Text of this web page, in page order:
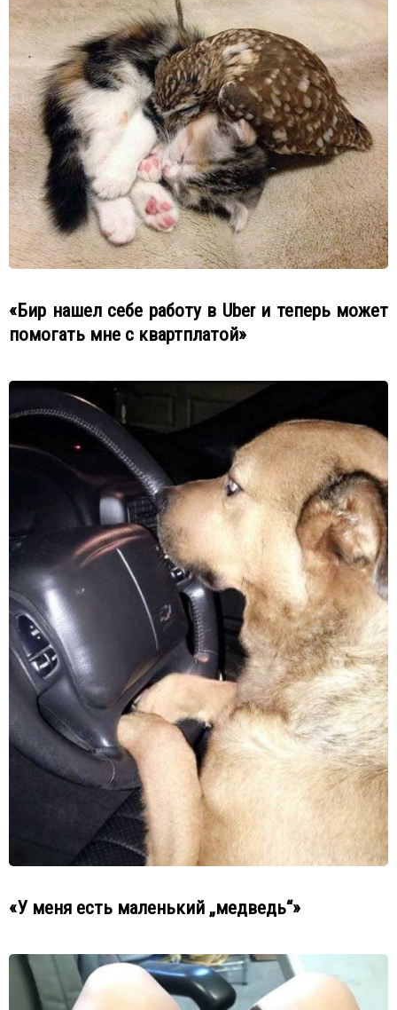
«Бир нашел себе работу в Uber и теперь может
помогать мне с квартплатой»
«У меня есть маленький „медведь“»